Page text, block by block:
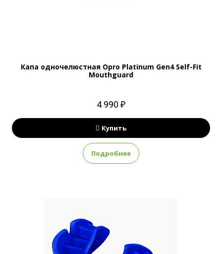
Капа одночелюстная Opro Platinum Gen4 Self-Fit
Mouthguard
4 990 ₽
Купить
Подробнее